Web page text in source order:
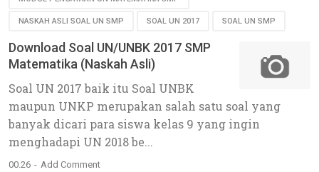
NASKAH ASLI SOAL UN SMP SOAL UN 2017 SOAL UN SMP
Download Soal UN/UNBK 2017 SMP
Matematika (Naskah Asli)
Soal UN 2017 baik itu Soal UNBK
maupun UNKP merupakan salah satu soal yang
banyak dicari para siswa kelas 9 yang ingin
menghadapi UN 2018 be...
00.26 Add Comment